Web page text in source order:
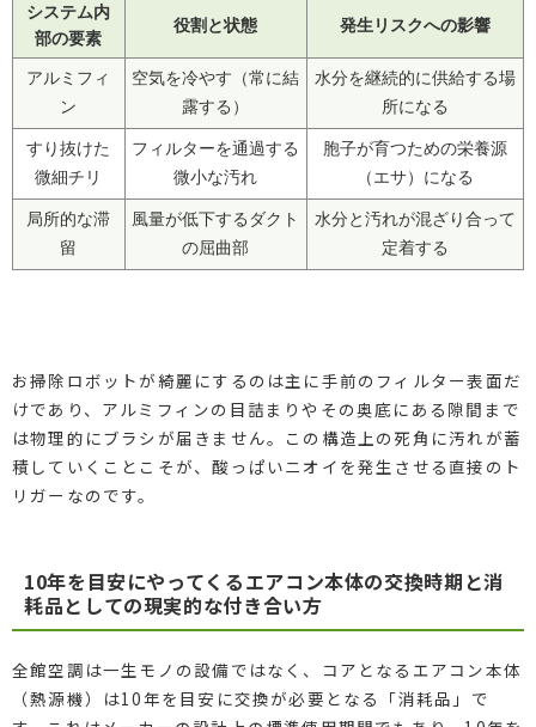
システム内
部の要素
役割と状態 発生リスクへの影響
アルミフィ
ン
空気を冷やす（常に結
露する）
水分を継続的に供給する場
所になる
すり抜けた
微細チリ
フィルターを通過する
微小な汚れ
胞子が育つための栄養源
（エサ）になる
局所的な滞
留
風量が低下するダクト
の屈曲部
水分と汚れが混ざり合って
定着する
お掃除ロボットが綺麗にするのは主に手前のフィルター表面だ
けであり、アルミフィンの目詰まりやその奥底にある隙間まで
は物理的にブラシが届きません。この構造上の死角に汚れが蓄
積していくことこそが、酸っぱいニオイを発生させる直接のト
リガーなのです。
10年を目安にやってくるエアコン本体の交換時期と消
耗品としての現実的な付き合い方
全館空調は一生モノの設備ではなく、コアとなるエアコン本体
（熱源機）は10年を目安に交換が必要となる「消耗品」で